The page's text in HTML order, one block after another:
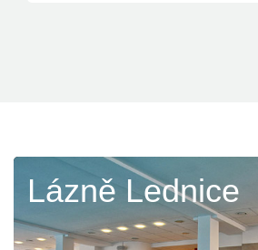
Lázně Lednice